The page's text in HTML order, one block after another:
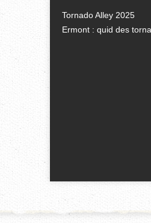
Tornado Alley 2025
Ermont : quid des